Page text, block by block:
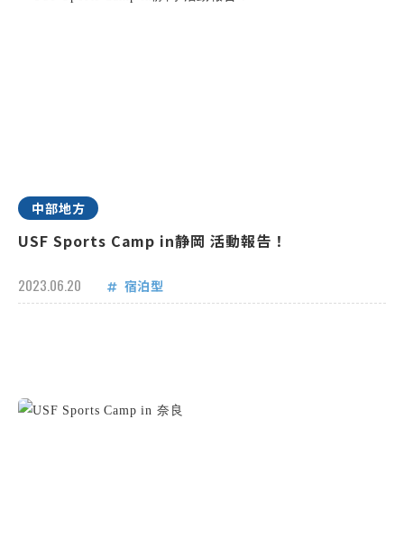
中部地方
USF Sports Camp in静岡 活動報告！
2023.06.20 宿泊型